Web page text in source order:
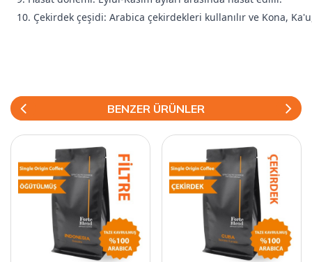
10. Çekirdek çeşidi: Arabica çekirdekleri kullanılır ve Kona,
BENZER ÜRÜNLER